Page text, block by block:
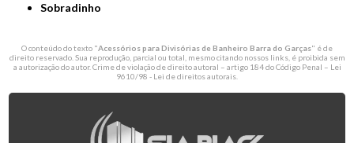
Sobradinho
O conteúdo do texto "Acessórios para Divisórias de Banheiro Barra do Garças" é de
direito reservado. Sua reprodução, parcial ou total, mesmo citando nossos links, é proibida sem
a autorização do autor. Crime de violação de direito autoral – artigo 184 do Código Penal – Lei
9610/98 - Lei de direitos autorais